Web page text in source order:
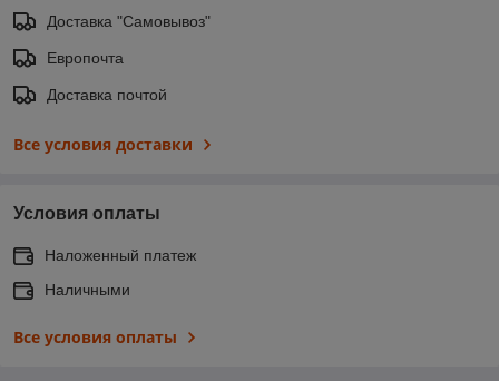
Доставка "Самовывоз"
Европочта
Доставка почтой
Все условия доставки
Условия оплаты
Наложенный платеж
Наличными
Все условия оплаты